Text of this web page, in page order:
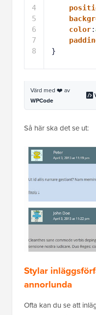
6
7
8
color:
Värd med ❤️ av
Så här ska det se ut:
Stylar
annorlunda
Ofta kan du se att
markeras antingen
standardklass